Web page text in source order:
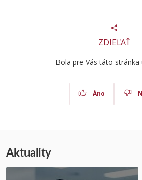
ZDIEĽAŤ
Bola pre Vás táto stránka
Áno
Aktuality